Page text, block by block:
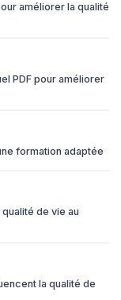
améliorer la qualité
PDF pour améliorer
formation adaptée
de vie au
la qualité de